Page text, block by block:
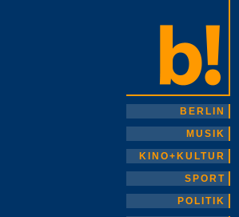
BERLIN
MUSIK
KINO+KULTUR
SPORT
POLITIK